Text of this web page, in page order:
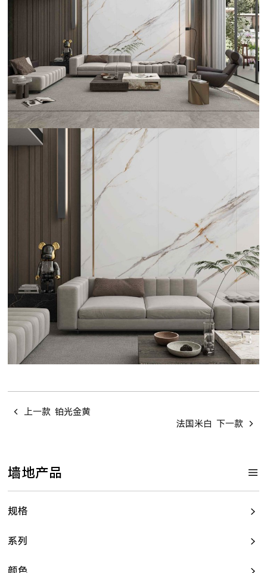
上一款 铂光金黄
法国米白 下一款
墙地产品
规格
系列